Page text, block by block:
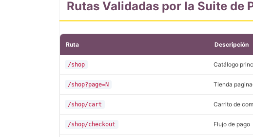
Rutas Validadas por la Suite de
Ruta Descripción
/shop Catálogo
/shop?page=N Tienda
/shop/cart Carrito de
/shop/checkout Flujo de pago